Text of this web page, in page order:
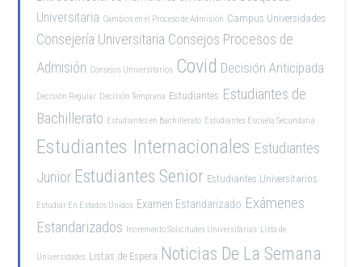
Universitaria Cambios en el Proceso de Admisión Campus Universidades
Consejería Universitaria Consejos Procesos de
Admisión Consejos Universitarios Covid Decisión Anticipada
Decisión Regular Decisión Temprana Estudiantes Estudiantes de
Bachillerato Estudiantes en Bachillerato Estudiantes Escuela Secundaria
Estudiantes Internacionales Estudiantes
Junior Estudiantes Senior Estudiantes Universitarios
Estudiar En Estados Unidos Examen Estandarizado Exámenes
Estandarizados Incremento Solicitudes Universitarias Lista de
Universidades Listas de Espera Noticias De La Semana